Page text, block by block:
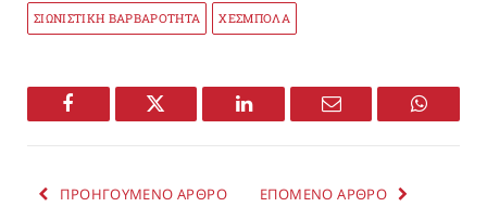
ΣΙΩΝΙΣΤΙΚΗ ΒΑΡΒΑΡΟΤΗΤΑ ΧΕΣΜΠΟΛΑ
Facebook Twitter LinkedIn Email
ΠΡΟΗΓΟΥΜΕΝΟ ΑΡΘΡΟ ΕΠΟΜΕΝΟ ΑΡΘΡΟ